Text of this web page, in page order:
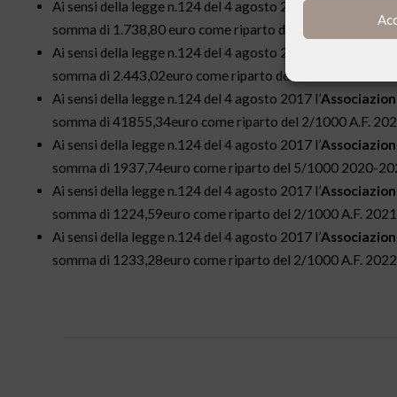
Ai sensi della legge n.124 del 4 agosto 2017 l’
somma di 1.738,80 euro come riparto del 5/1000 del
Ai sensi della legge n.124 del 4 agosto 2017 l’
somma di 2.443,02euro come riparto del 5/1000 del 2020.
Ai sensi della legge n.124 del 4 agosto 2017 l’
somma di 41855,34euro come riparto del 2/1000 A.F.
Ai sensi della legge n.124 del 4 agosto 2017 l’
somma di 1937,74euro come riparto del 5/1000 2020-
Ai sensi della legge n.124 del 4 agosto 2017 l’
somma di 1224,59euro come riparto del 2/1000 A.F.
Ai sensi della legge n.124 del 4 agosto 2017 l’
somma di 1233,28euro come riparto del 2/1000 A.F.